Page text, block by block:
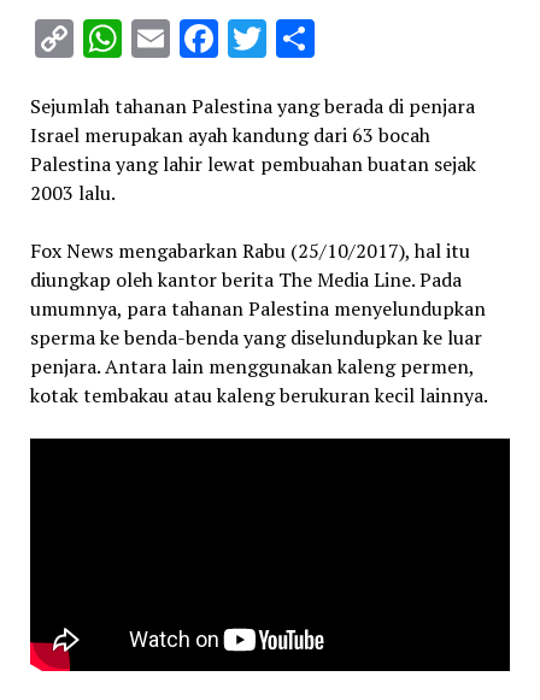
CopyWhatsApp
EmailFacebook
Twitter
Share
Sejumlah tahanan Palestina yang berada di penjara
Israel merupakan ayah kandung dari 63 bocah
Palestina yang lahir lewat pembuahan buatan sejak
2003 lalu.
Fox News mengabarkan Rabu (25/10/2017), hal itu
diungkap oleh kantor berita The Media Line. Pada
umumnya, para tahanan Palestina menyelundupkan
sperma ke benda-benda yang diselundupkan ke luar
penjara. Antara lain menggunakan kaleng permen,
kotak tembakau atau kaleng berukuran kecil lainnya.